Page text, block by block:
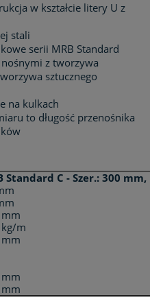
w kształcie litery U z
stali
serii MRB Standard
z tworzywa
sztucznego
na kulkach
to długość przenośnika
Standard C - Szer.: 300 mm,
m